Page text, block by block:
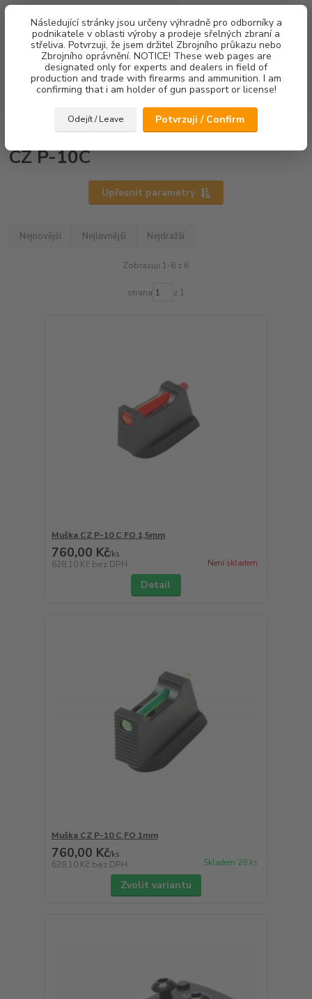
Následující stránky jsou určeny výhradně pro odborníky a
podnikatele v oblasti výroby a prodeje sřelných zbraní a
střeliva. Potvrzuji, že jsem držitel Zbrojního průkazu nebo
Zbrojního oprávnění. NOTICE! These web pages are
designated only for experts and dealers in field of
production and trade with firearms and ammunition. I am
confirming that i am holder of gun passport or license!
Odejít / Leave Potvrzuji / Confirm
Menu
Hledat
za0,00 Kč
CZ P-10C
CZ P-10C
Upřesnit parametry
Nejnovější Nejlevnější Nejdražší
Zobrazuji 1-6 z 6
strana z 1
Muška CZ P-10 C FO 1,5mm
760,00 Kč/ks
628,10 Kč bez DPH Není skladem
Detail
Muška CZ P-10 C FO 1mm
760,00 Kč/ks
628,10 Kč bez DPH Skladem 28 ks
Zvolit variantu